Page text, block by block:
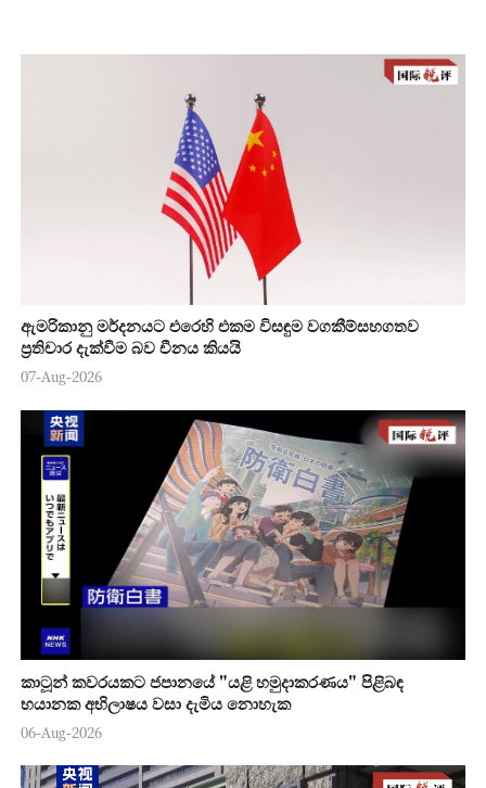
ඇමරිකානු මර්දනයට එරෙහි එකම විසඳුම වගකීම්සහගතව
ප්‍රතිචාර දැක්වීම බව චීනය කියයි
07-Aug-2026
කාටූන් කවරයකට ජපානයේ "යළි හමුදාකරණය" පිළිබඳ
භයානක අභිලාෂය වසා දැමිය නොහැක
06-Aug-2026